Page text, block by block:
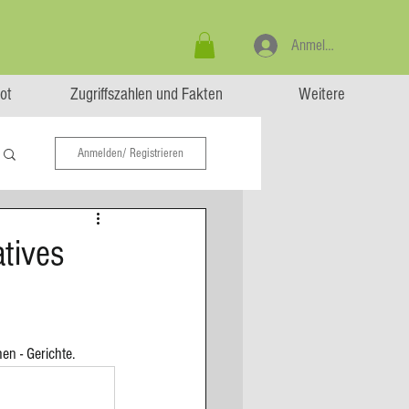
Zugriffszahlen und Fakten Weitere
Anmelden
Anmelden/ Registrieren
- Gerichte.